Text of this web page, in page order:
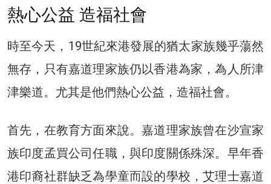
熱心公益 造福社會
時至今天，19世紀來港發展的猶太家族幾乎蕩然
無存，只有嘉道理家族仍以香港為家，為人所津
津樂道。尤其是他們熱心公益，造福社會。
首先，在教育方面來說。嘉道理家族曾在沙宣家
族印度孟買公司任職，與印度關係殊深。早年香
港印裔社群缺乏為學童而設的學校，艾理士嘉道